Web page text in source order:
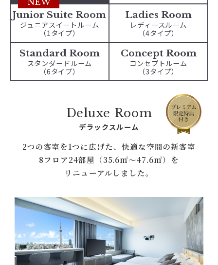
Junior Suite Room
ジュニアスイートルーム
（1タイプ）
Ladies Room
レディースルーム
（4タイプ）
Standard Room
スタンダードルーム
（6タイプ）
Concept Room
コンセプトルーム
（3タイプ）
Deluxe Room
デラックスルーム
2つの客室を1つに広げた、快適な空間の新客室
8フロア24部屋（35.6㎡〜47.6㎡）を
リニューアルしました。